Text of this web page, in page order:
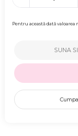
Pentru această dată
SUNA